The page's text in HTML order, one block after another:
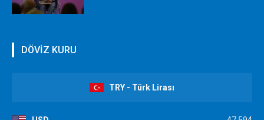
DÖVİZ KURU
TRY - Türk Lirası